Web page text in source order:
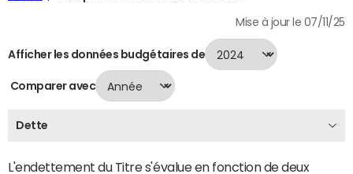
Mise à jour le 07/11/25
Afficher les données budgétaires de
Comparer avec
Dette
L'endettement du Titre s'évalue en fonction de deux